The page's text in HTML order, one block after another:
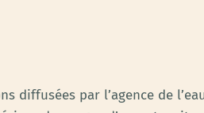
diffusées par l’agence de